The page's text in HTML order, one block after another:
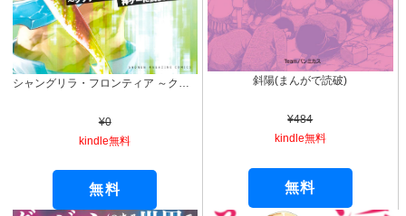
シャングリラ・フロンティア ～クソゲーハンター、神ゲーに挑まんとす～（１） (週刊少年マガジンコミックス)
¥0
kindle無料
無料
斜陽(まんがで読破)
¥484
kindle無料
無料